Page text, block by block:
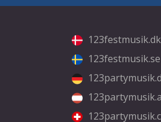
123festmusik.dk
123festmusik.se